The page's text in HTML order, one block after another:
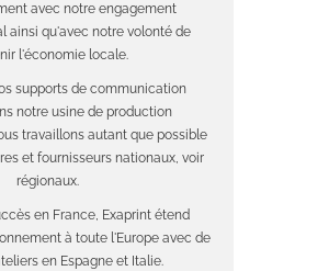
avec notre engagement
ainsi qu'avec notre volonté de
l'économie locale.
supports de communication
notre usine de production
travaillons autant que possible
et fournisseurs nationaux, voir
régionaux.
en France, Exaprint étend
à toute l'Europe avec de
en Espagne et Italie.